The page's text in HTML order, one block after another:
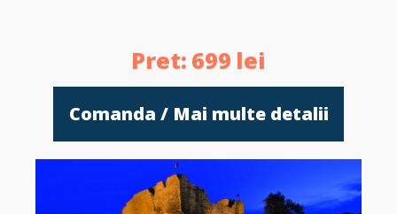
Pret: 699 lei
Comanda / Mai multe detalii